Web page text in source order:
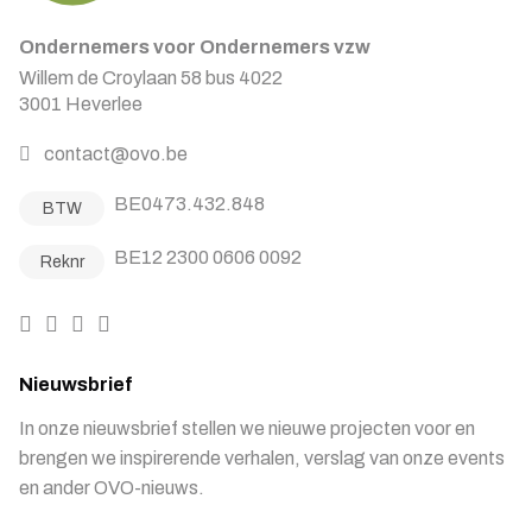
Ondernemers voor Ondernemers vzw
Willem de Croylaan 58 bus 4022
3001 Heverlee
contact@ovo.be
BTW BE0473.432.848
Reknr BE12 2300 0606 0092
Nieuwsbrief
In onze nieuwsbrief stellen we nieuwe projecten voor en
brengen we inspirerende verhalen, verslag van onze events
en ander OVO-nieuws.